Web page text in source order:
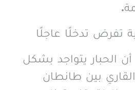
تفرض تدخلًا عاجلًا
الحبار يتواجد بشكل
بين طانطان